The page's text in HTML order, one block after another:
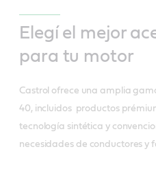
Elegí el mejor
para tu motor
Castrol ofrece una amplia
40, incluidos productos
tecnología sintética y
necesidades de conductores y